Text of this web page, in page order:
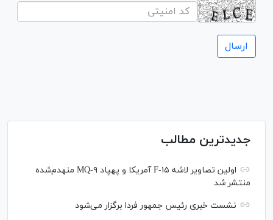
جدیدترین مطالب
اولین تصاویر لاشه F-۱۵ آمریکا و پهپاد MQ-۹ منهدم‌شده
منتشر شد
نشست خبری رئیس‌ جمهور فردا برگزار می‌شود